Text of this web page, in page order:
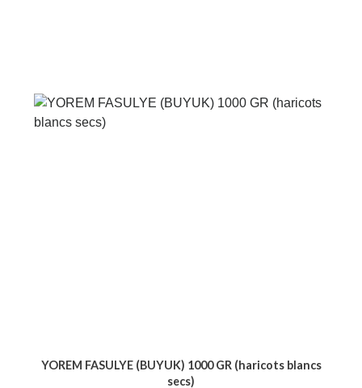
YOREM FASULYE (BUYUK) 1000 GR (haricots blancs
secs)